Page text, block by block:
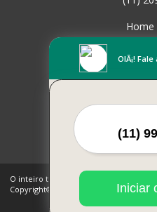
Home
Mapa
O inteiro teor deste site está sujeito à
Copyright© CHECKMAT PARTS (Lei 9610
OlÃ¡!
Iniciar